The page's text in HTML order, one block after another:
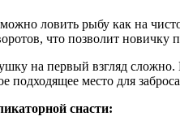
ловить рыбу как на
что позволит новичку
на первый взгляд сложно.
подходящее место для
снасти: